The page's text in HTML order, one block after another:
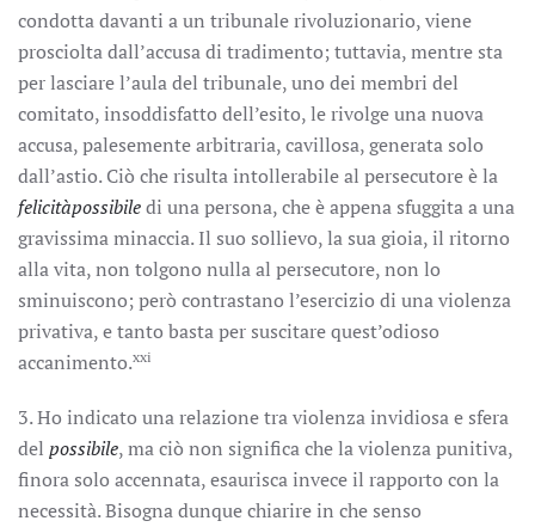
condotta davanti a un tribunale rivoluzionario, viene
prosciolta dall’accusa di tradimento; tuttavia, mentre sta
per lasciare l’aula del tribunale, uno dei membri del
comitato, insoddisfatto dell’esito, le rivolge una nuova
accusa, palesemente arbitraria, cavillosa, generata solo
dall’astio. Ciò che risulta intollerabile al persecutore è la
felicitàpossibiledi una persona, che è appena sfuggita a una
gravissima minaccia. Il suo sollievo, la sua gioia, il ritorno
alla vita, non tolgono nulla al persecutore, non lo
sminuiscono; però contrastano l’esercizio di una violenza
privativa, e tanto basta per suscitare quest’odioso
accanimento.xxi
3. Ho indicato una relazione tra violenza invidiosa e sfera
del possibile, ma ciò non significa che la violenza punitiva,
finora solo accennata, esaurisca invece il rapporto con la
necessità. Bisogna dunque chiarire in che senso